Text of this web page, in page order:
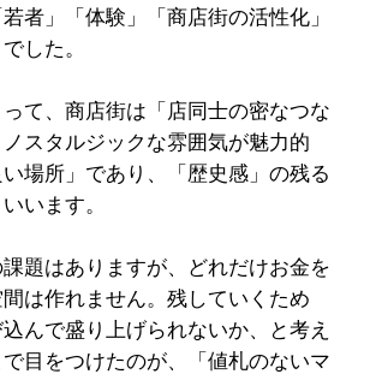
者」「体験」「商店街の活性化」
した。
て、商店街は「店同士の密なつな
スタルジックな雰囲気が魅力的
場所」であり、「歴史感」の残る
います。
題はありますが、どれだけお金を
は作れません。残していくため
んで盛り上げられないか、と考え
目をつけたのが、「値札のないマ